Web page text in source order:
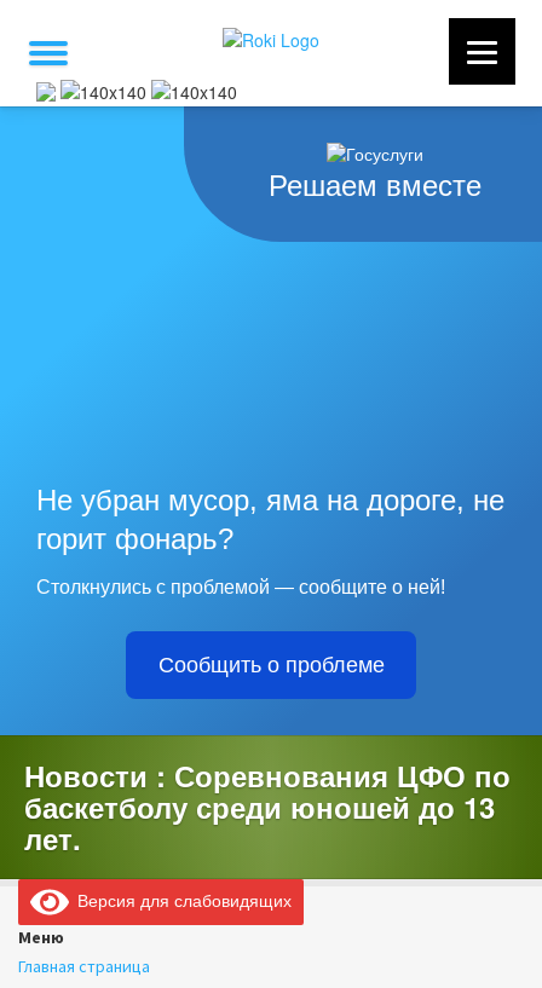
Решаем вместе
Не убран мусор, яма на дороге, не
горит фонарь?
Столкнулись с проблемой — сообщите о ней!
Сообщить о проблеме
Новости : Соревнования ЦФО по
баскетболу среди юношей до 13
лет.
Версия для слабовидящих
Меню
Главная страница